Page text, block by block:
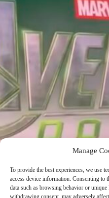
Manage
To provide the best experiences, we use
access device information. Consenting to
data such as browsing behavior or
withdrawing consent, may adversely
Breakdown & Analysis
Marvel Mod
May 8, 2026